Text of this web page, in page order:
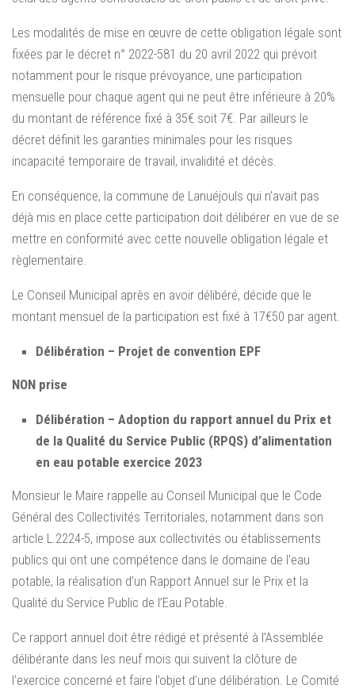
Les modalités de mise en œuvre de cette obligation légale sont
fixées par le décret n° 2022-581 du 20 avril 2022 qui prévoit
notamment pour le risque prévoyance, une participation
mensuelle pour chaque agent qui ne peut être inférieure à 20%
du montant de référence fixé à 35€ soit 7€. Par ailleurs le
décret définit les garanties minimales pour les risques
incapacité temporaire de travail, invalidité et décès.
En conséquence, la commune de Lanuéjouls qui n’avait pas
déjà mis en place cette participation doit délibérer en vue de se
mettre en conformité avec cette nouvelle obligation légale et
règlementaire.
Le Conseil Municipal après en avoir délibéré, décide que le
montant mensuel de la participation est fixé à 17€50 par agent.
Délibération – Projet de convention EPF
NON prise
Délibération – Adoption du rapport annuel du Prix et
de la Qualité du Service Public (RPQS) d’alimentation
en eau potable exercice 2023
Monsieur le Maire rappelle au Conseil Municipal que le Code
Général des Collectivités Territoriales, notamment dans son
article L.2224-5, impose aux collectivités ou établissements
publics qui ont une compétence dans le domaine de l’eau
potable, la réalisation d’un Rapport Annuel sur le Prix et la
Qualité du Service Public de l’Eau Potable.
Ce rapport annuel doit être rédigé et présenté à l’Assemblée
délibérante dans les neuf mois qui suivent la clôture de
l’exercice concerné et faire l’objet d’une délibération. Le Comité